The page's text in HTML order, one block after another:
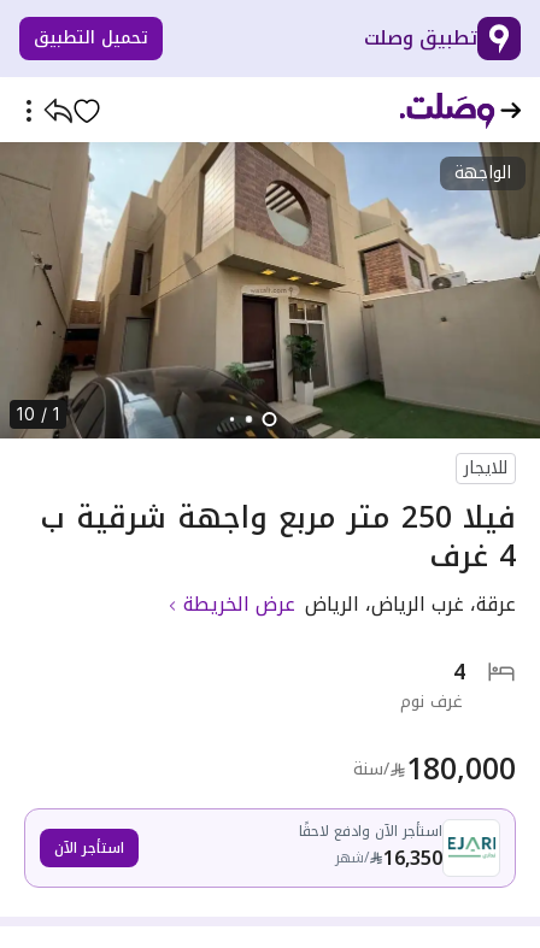
تطبيق وصلت تحميل التطبيق
الواجهة
1 / 10
للايجار
فيلا 250 متر مربع واجهة شرقية ب
4 غرف
عرقة، غرب الرياض، الرياض عرض الخريطة
4
غرف نوم
180,000 /سنة
استأجر الآن وادفع لاحقًا
16,350
/شهر استأجر الآن